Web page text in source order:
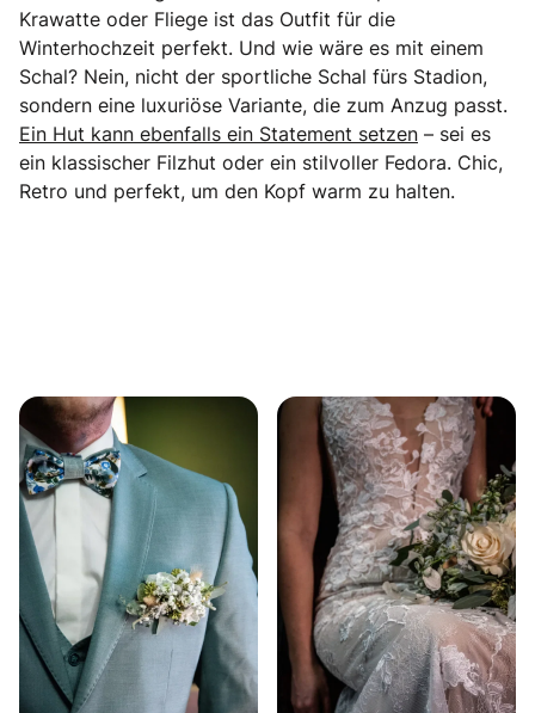
Krawatte oder Fliege ist das Outfit für die
Winterhochzeit perfekt. Und wie wäre es mit einem
Schal? Nein, nicht der sportliche Schal fürs Stadion,
sondern eine luxuriöse Variante, die zum Anzug passt.
Ein Hut kann ebenfalls ein Statement setzen – sei es
ein klassischer Filzhut oder ein stilvoller Fedora. Chic,
Retro und perfekt, um den Kopf warm zu halten.